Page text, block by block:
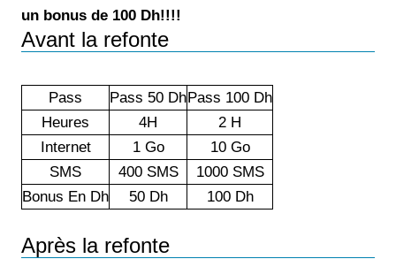
un bonus de 100 Dh!!!!
Avant la refonte
Pass Pass 50 Dh Pass 100 Dh
Heures
4H
2 H
Internet
1 Go
10 Go
SMS
400 SMS
1000 SMS
Bonus En Dh
50 Dh 100 Dh
Après la refonte